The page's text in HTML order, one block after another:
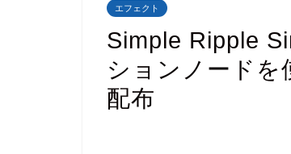
エフェクト
Simple Ripple
ションノードを
配布